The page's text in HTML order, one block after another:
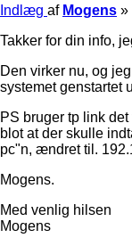
Indlæg af Mogens »
Takker for din info,
Den virker nu, og
systemet genstartet
PS bruger tp link
blot at der skulle
pc"n, ændret til.
Mogens.
Med venlig hilsen
Mogens